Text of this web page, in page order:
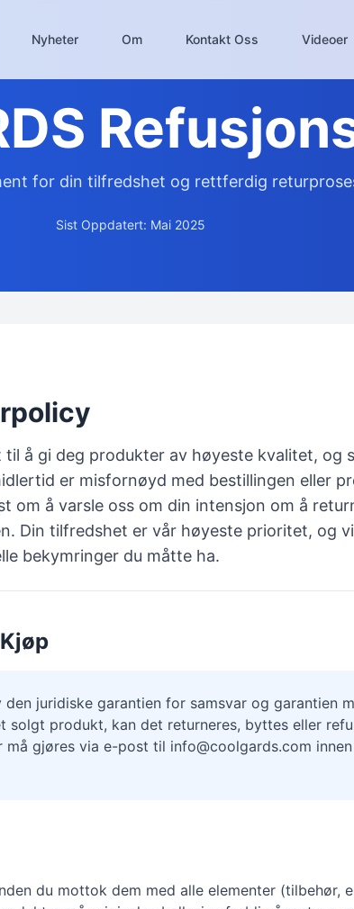
Nyheter Om Kontakt Oss Videoer
for din tilfredshet og rettferdig
Sist Oppdatert: Mai 2025
til å gi deg produkter av høyeste kvalitet, og
er misfornøyd med bestillingen eller
om å varsle oss om din intensjon om å
Din tilfredshet er vår høyeste prioritet, og
bekymringer du måtte ha.
juridiske garantien for samsvar og garantien
solgt produkt, kan det returneres, byttes eller
må gjøres via e-post til info@coolgards.com
du mottok dem med alle elementer (tilbehør,